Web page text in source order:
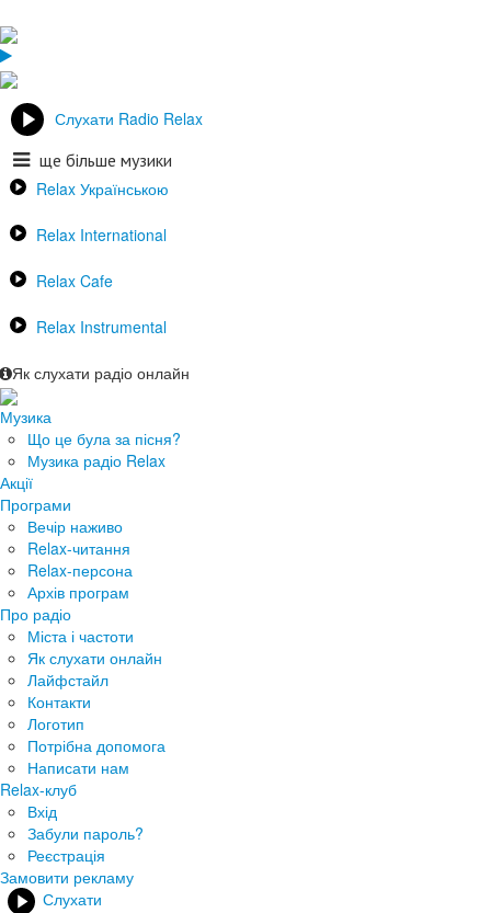
Слухати Radio Relax
ще більше музики
Relax Українською
Relax International
Relax Cafe
Relax Instrumental
Як слухати радіо онлайн
Музика
Що це була за пісня?
Музика радіо Relax
Акції
Програми
Вечір наживо
Relax-читання
Relax-персона
Архів програм
Про радіо
Міста і частоти
Як слухати онлайн
Лайфстайл
Контакти
Логотип
Потрібна допомога
Написати нам
Relax-клуб
Вхід
Забули пароль?
Реєстрація
Замовити рекламу
Слухати